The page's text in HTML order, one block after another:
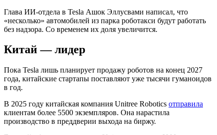
Глава ИИ-отдела в Tesla Ашок Эллусвами написал, что
«несколько» автомобилей из парка роботакси будут работать
без надзора. Со временем их доля увеличится.
Китай — лидер
Пока Tesla лишь планирует продажу роботов на конец 2027
года, китайские стартапы поставляют уже тысячи гуманоидов
в год.
В 2025 году китайская компания Unitree Robotics отправила
клиентам более 5500 экземпляров. Она нарастила
производство в преддверии выхода на биржу.